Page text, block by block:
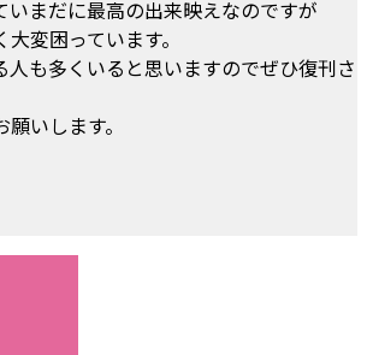
いまだに最高の出来映えなのですが
変困っています。
人も多くいると思いますのでぜひ復刊さ
いします。